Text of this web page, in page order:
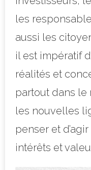
les
aussi les
il est impératif
réalités et
partout dans
les nouvelles
penser et
intérêts et